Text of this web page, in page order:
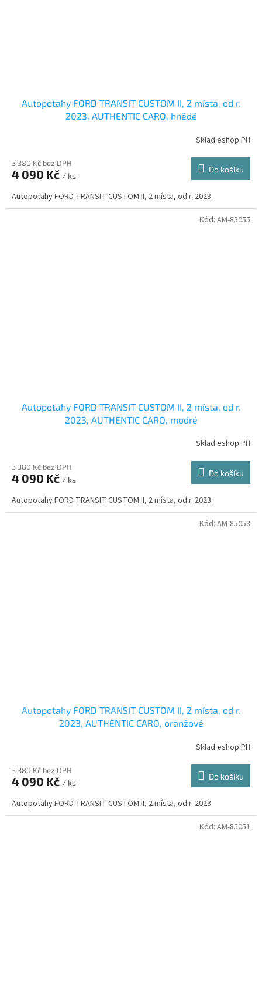
Autopotahy FORD TRANSIT CUSTOM II, 2 místa, od r.
2023, AUTHENTIC CARO, hnědé
Sklad eshop PH
3 380 Kč bez DPH
4 090 Kč / ks
Do košíku
Autopotahy FORD TRANSIT CUSTOM II, 2 místa, od r. 2023.
Autopotahy FORD TRANSIT CUSTOM II, 2 místa, od r.
2023, AUTHENTIC CARO, modré
Sklad eshop PH
3 380 Kč bez DPH
4 090 Kč / ks
Do košíku
Autopotahy FORD TRANSIT CUSTOM II, 2 místa, od r. 2023.
Kód: AM-85055
Autopotahy FORD TRANSIT CUSTOM II, 2 místa, od r.
2023, AUTHENTIC CARO, oranžové
Sklad eshop PH
3 380 Kč bez DPH
4 090 Kč / ks
Do košíku
Autopotahy FORD TRANSIT CUSTOM II, 2 místa, od r. 2023.
Kód: AM-85058
Kód: AM-85051